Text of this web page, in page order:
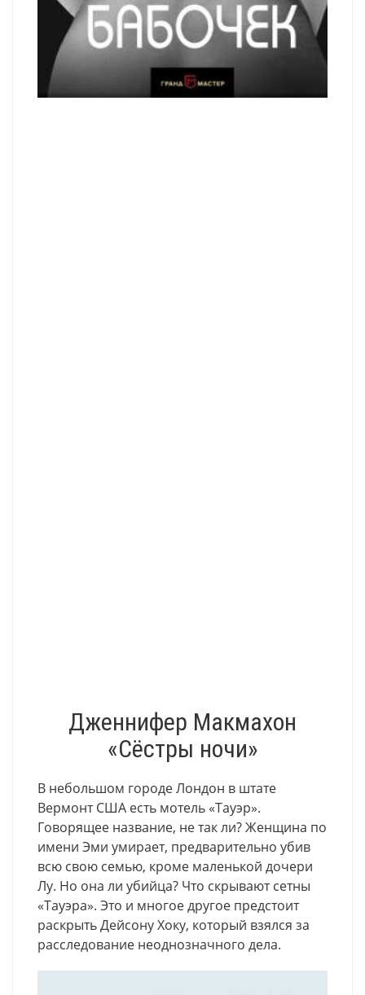
Дженнифер Макмахон
«Сёстры ночи»
В небольшом городе Лондон в штате
Вермонт США есть мотель «Тауэр».
Говорящее название, не так ли? Женщина по
имени Эми умирает, предварительно убив
всю свою семью, кроме маленькой дочери
Лу. Но она ли убийца? Что скрывают сетны
«Тауэра». Это и многое другое предстоит
раскрыть Дейсону Хоку, который взялся за
расследование неоднозначного дела.